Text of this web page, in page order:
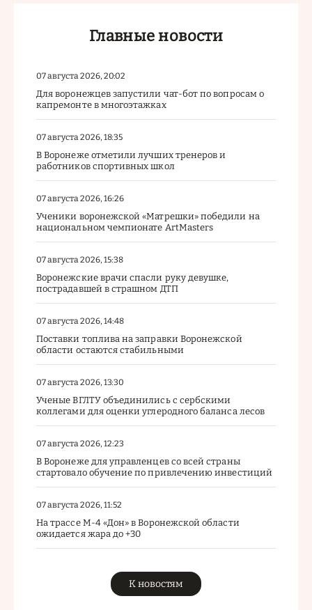
Главные новости
07 августа 2026, 20:02
Для воронежцев запустили чат-бот по вопросам о
капремонте в многоэтажках
07 августа 2026, 18:35
В Воронеже отметили лучших тренеров и
работников спортивных школ
07 августа 2026, 16:26
Ученики воронежской «Матрешки» победили на
национальном чемпионате ArtMasters
07 августа 2026, 15:38
Воронежские врачи спасли руку девушке,
пострадавшей в страшном ДТП
07 августа 2026, 14:48
Поставки топлива на заправки Воронежской
области остаются стабильными
07 августа 2026, 13:30
Ученые ВГЛТУ объединились с сербскими
коллегами для оценки углеродного баланса лесов
07 августа 2026, 12:23
В Воронеже для управленцев со всей страны
стартовало обучение по привлечению инвестиций
07 августа 2026, 11:52
На трассе М-4 «Дон» в Воронежской области
ожидается жара до +30
К новостям